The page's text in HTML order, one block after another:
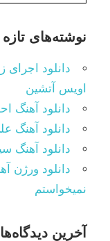
نوشته‌های تازه
دانلود اجرای
اویس آتشین
دانلود آهنگ
دانلود آهنگ
دانلود آهنگ
دانلود ورژن
نمیخواستم
آخرین دیدگاه‌ها